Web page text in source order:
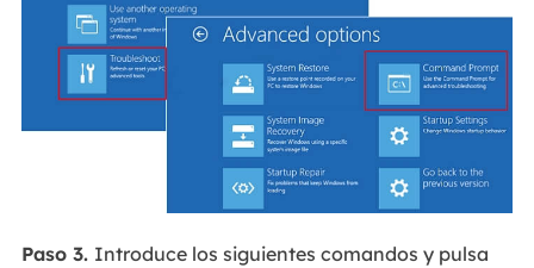
Paso 3. Introduce los siguientes comandos y pulsa